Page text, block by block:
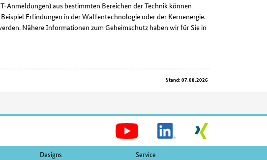
aus bestimmten Bereichen der Technik können
Erfindungen in der Waffentechnologie oder der Kernenergie.
Nähere Informationen zum Geheimschutz haben wir für Sie in
Stand: 07.08.2026
Designs Service